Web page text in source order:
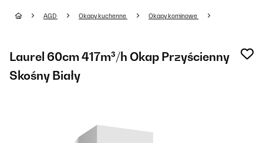
AGD Okapy kuchenne Okapy kominowe
Laurel 60cm 417m³/h Okap Przyścienny
Skośny Biały